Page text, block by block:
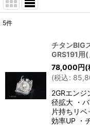
5件
チタンBIG
GRS191用
78,000円(
(税込:
2GRエン
径拡大 ・
片持ちリ
効率UP ・